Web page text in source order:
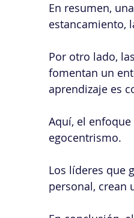
En resumen,
estancamiento,
Por otro lado,
fomentan un
aprendizaje es
Aquí, el
egocentrismo.
Los líderes que
personal, crean